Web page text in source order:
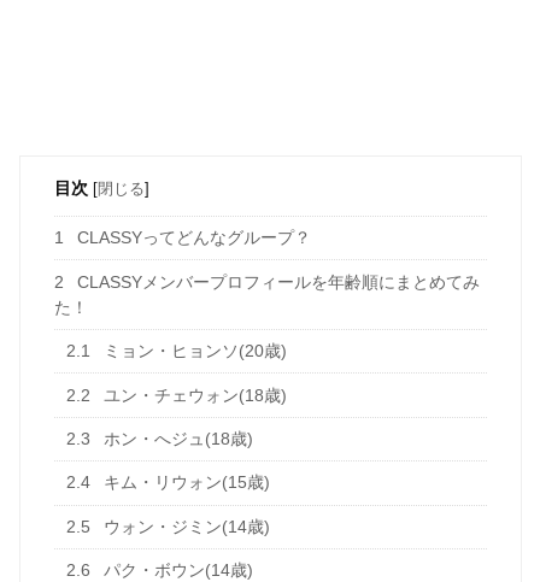
目次 [閉じる]
1 CLASSYってどんなグループ？
2
CLASSYメンバープロフィールを年齢順にまとめてみ
た！
2.1 ミョン・ヒョンソ(20歳)
2.2 ユン・チェウォン(18歳)
2.3 ホン・へジュ(18歳)
2.4 キム・リウォン(15歳)
2.5 ウォン・ジミン(14歳)
2.6 パク・ボウン(14歳)